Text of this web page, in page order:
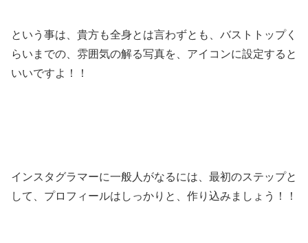
という事は、貴方も全身とは言わずとも、バストトップく
らいまでの、雰囲気の解る写真を、アイコンに設定すると
いいですよ！！
インスタグラマーに一般人がなるには、最初のステップと
して、プロフィールはしっかりと、作り込みましょう！！